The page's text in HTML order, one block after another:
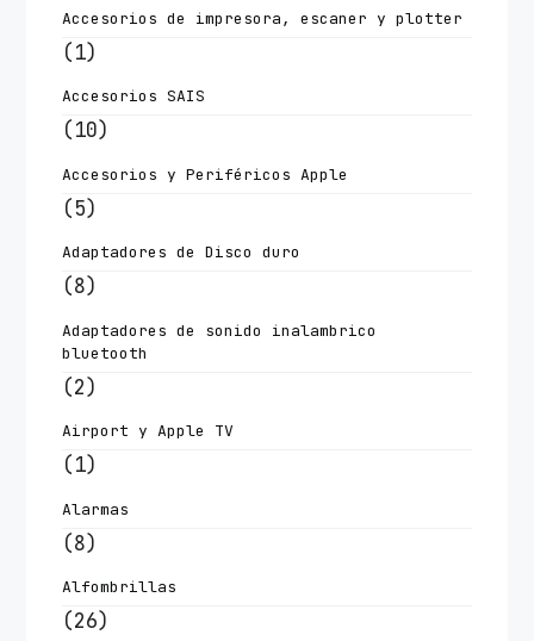
Accesorios de impresora, escaner y plotter
(1)
Accesorios SAIS
(10)
Accesorios y Periféricos Apple
(5)
Adaptadores de Disco duro
(8)
Adaptadores de sonido inalambrico
bluetooth
(2)
Airport y Apple TV
(1)
Alarmas
(8)
Alfombrillas
(26)